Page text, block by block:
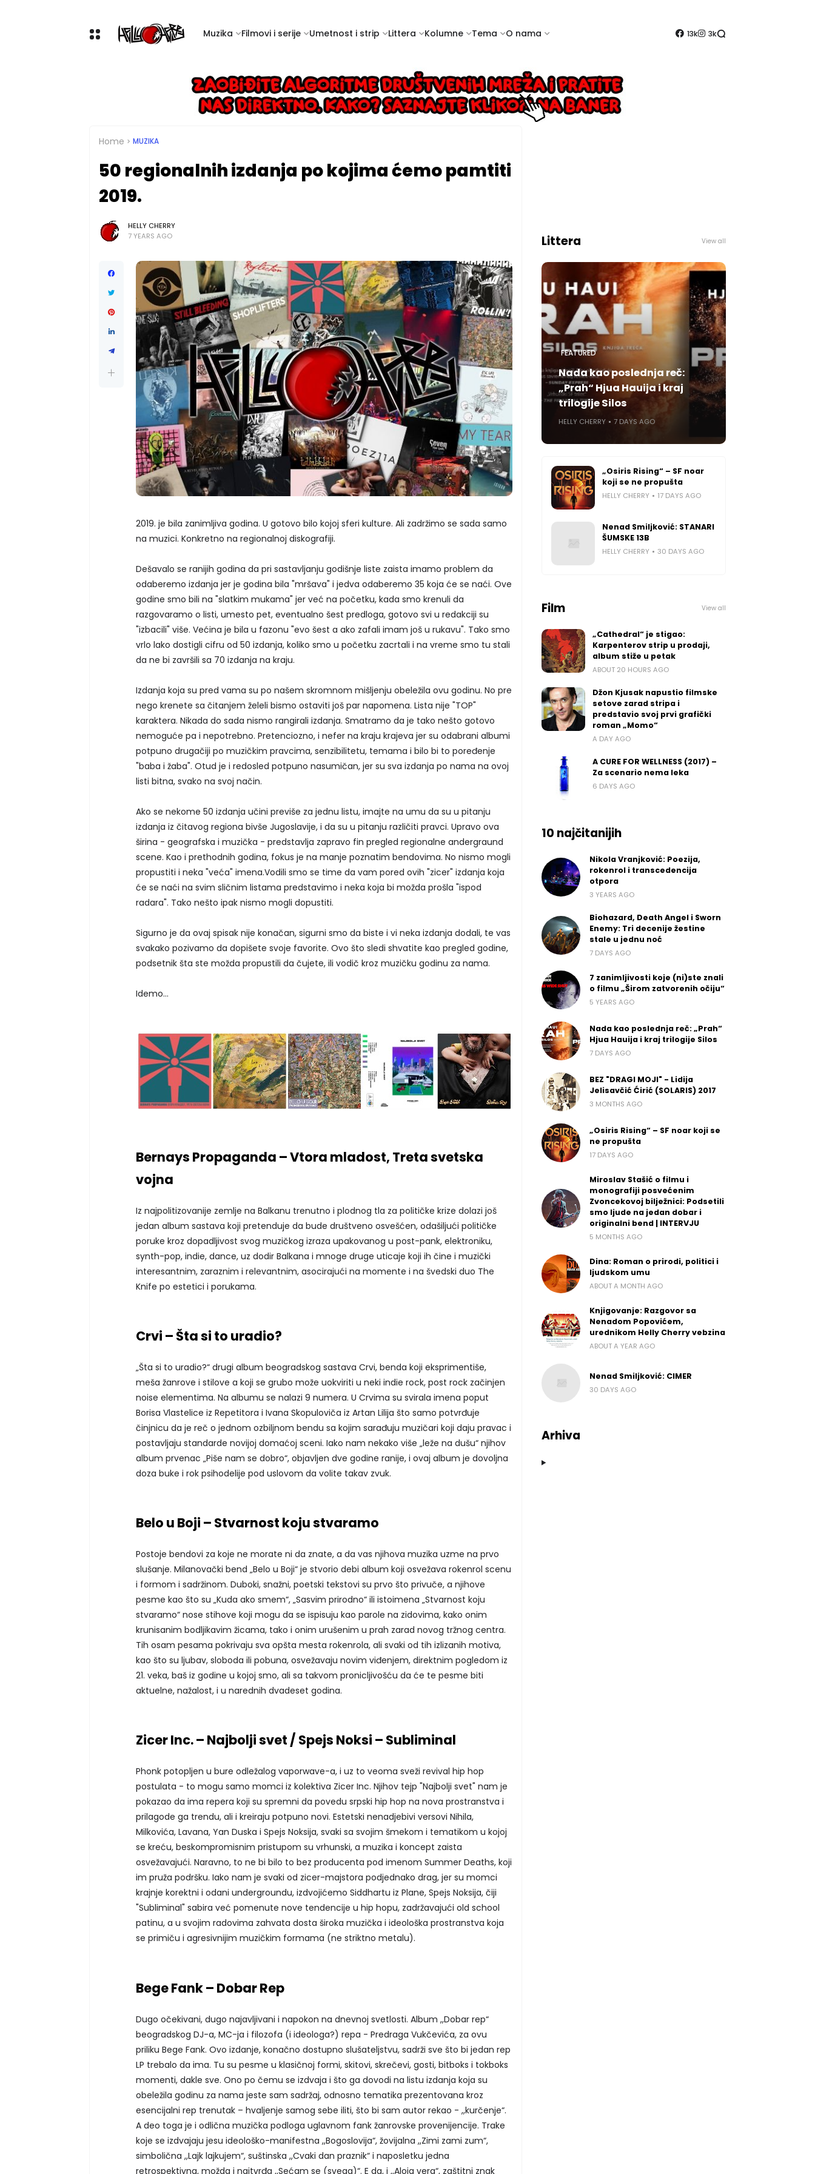
Muzika Filmovi i serije Umetnost i strip Littera Kolumne Tema O nama 13k 3k
Home MUZIKA
50 regionalnih izdanja po kojima ćemo pamtiti
2019.
HELLY CHERRY
7 YEARS AGO
2019. je bila zanimljiva godina. U gotovo bilo kojoj sferi kulture. Ali zadržimo se sada samo
na muzici. Konkretno na regionalnoj diskografiji.
Dešavalo se ranijih godina da pri sastavljanju godišnje liste zaista imamo problem da
odaberemo izdanja jer je godina bila "mršava" i jedva odaberemo 35 koja će se naći. Ove
godine smo bili na "slatkim mukama" jer već na početku, kada smo krenuli da
razgovaramo o listi, umesto pet, eventualno šest predloga, gotovo svi u redakciji su
"izbacili" više. Većina je bila u fazonu "evo šest a ako zafali imam još u rukavu". Tako smo
vrlo lako dostigli cifru od 50 izdanja, koliko smo u početku zacrtali i na vreme smo tu stali
da ne bi završili sa 70 izdanja na kraju.
Izdanja koja su pred vama su po našem skromnom mišljenju obeležila ovu godinu. No pre
nego krenete sa čitanjem želeli bismo ostaviti još par napomena. Lista nije "TOP"
karaktera. Nikada do sada nismo rangirali izdanja. Smatramo da je tako nešto gotovo
nemoguće pa i nepotrebno. Pretenciozno, i nefer na kraju krajeva jer su odabrani albumi
potpuno drugačiji po muzičkim pravcima, senzibilitetu, temama i bilo bi to poređenje
"baba i žaba". Otud je i redosled potpuno nasumičan, jer su sva izdanja po nama na ovoj
listi bitna, svako na svoj način.
Ako se nekome 50 izdanja učini previše za jednu listu, imajte na umu da su u pitanju
izdanja iz čitavog regiona bivše Jugoslavije, i da su u pitanju različiti pravci. Upravo ova
širina - geografska i muzička - predstavlja zapravo fin pregled regionalne andergraund
scene. Kao i prethodnih godina, fokus je na manje poznatim bendovima. No nismo mogli
propustiti i neka "veća" imena.Vodili smo se time da vam pored ovih "zicer" izdanja koja
će se naći na svim sličnim listama predstavimo i neka koja bi možda prošla "ispod
radara". Tako nešto ipak nismo mogli dopustiti.
Sigurno je da ovaj spisak nije konačan, sigurni smo da biste i vi neka izdanja dodali, te vas
svakako pozivamo da dopišete svoje favorite. Ovo što sledi shvatite kao pregled godine,
podsetnik šta ste možda propustili da čujete, ili vodič kroz muzičku godinu za nama.
Idemo...
Bernays Propaganda – Vtora mladost, Treta svetska
vojna
Iz najpolitizovanije zemlje na Balkanu trenutno i plodnog tla za političke krize dolazi još
jedan album sastava koji pretenduje da bude društveno osvešćen, odašiljući političke
poruke kroz dopadljivost svog muzičkog izraza upakovanog u post-pank, elektroniku,
synth-pop, indie, dance, uz dodir Balkana i mnoge druge uticaje koji ih čine i muzički
interesantnim, zaraznim i relevantnim, asocirajući na momente i na švedski duo The
Knife po estetici i porukama.
Crvi – Šta si to uradio?
„Šta si to uradio?“ drugi album beogradskog sastava Crvi, benda koji eksprimentiše,
meša žanrove i stilove a koji se grubo može uokviriti u neki indie rock, post rock začinjen
noise elementima. Na albumu se nalazi 9 numera. U Crvima su svirala imena poput
Borisa Vlastelice iz Repetitora i Ivana Skopuloviča iz Artan Lilija što samo potvrđuje
činjnicu da je reč o jednom ozbiljnom bendu sa kojim sarađuju muzičari koji daju pravac i
postavljaju standarde novijoj domaćoj sceni. Iako nam nekako više „leže na dušu“ njihov
album prvenac „Piše nam se dobro“, objavljen dve godine ranije, i ovaj album je dovoljna
doza buke i rok psihodelije pod uslovom da volite takav zvuk.
Belo u Boji – Stvarnost koju stvaramo
Postoje bendovi za koje ne morate ni da znate, a da vas njihova muzika uzme na prvo
slušanje. Milanovački bend „Belo u Boji“ je stvorio debi album koji osvežava rokenrol scenu
i formom i sadržinom. Duboki, snažni, poetski tekstovi su prvo što privuče, a njihove
pesme kao što su „Kuda ako smem“, „Sasvim prirodno“ ili istoimena „Stvarnost koju
stvaramo“ nose stihove koji mogu da se ispisuju kao parole na zidovima, kako onim
krunisanim bodljikavim žicama, tako i onim urušenim u prah zarad novog tržnog centra.
Tih osam pesama pokrivaju sva opšta mesta rokenrola, ali svaki od tih izlizanih motiva,
kao što su ljubav, sloboda ili pobuna, osvežavaju novim viđenjem, direktnim pogledom iz
21. veka, baš iz godine u kojoj smo, ali sa takvom pronicljivošću da će te pesme biti
aktuelne, nažalost, i u narednih dvadeset godina.
Zicer Inc. – Najbolji svet / Spejs Noksi – Subliminal
Phonk potopljen u bure odležalog vaporwave-a, i uz to veoma sveži revival hip hop
postulata - to mogu samo momci iz kolektiva Zicer Inc. Njihov tejp "Najbolji svet" nam je
pokazao da ima repera koji su spremni da povedu srpski hip hop na nova prostranstva i
prilagode ga trendu, ali i kreiraju potpuno novi. Estetski nenadjebivi versovi Nihila,
Milkovića, Lavana, Yan Duska i Spejs Noksija, svaki sa svojim šmekom i tematikom u kojoj
se kreću, beskompromisnim pristupom su vrhunski, a muzika i koncept zaista
osvežavajući. Naravno, to ne bi bilo to bez producenta pod imenom Summer Deaths, koji
im pruža podršku. Iako nam je svaki od zicer-majstora podjednako drag, jer su momci
krajnje korektni i odani undergroundu, izdvojićemo Siddhartu iz Plane, Spejs Noksija, čiji
"Subliminal" sabira već pomenute nove tendencije u hip hopu, zadržavajući old school
patinu, a u svojim radovima zahvata dosta široka muzička i ideološka prostranstva koja
se primiču i agresivnijim muzičkim formama (ne striktno metalu).
Bege Fank – Dobar Rep
Dugo očekivani, dugo najavljivani i napokon na dnevnoj svetlosti. Album ,,Dobar rep“
beogradskog DJ-a, MC-ja i filozofa (i ideologa?) repa - Predraga Vukčevića, za ovu
priliku Bege Fank. Ovo izdanje, konačno dostupno slušateljstvu, sadrži sve što bi jedan rep
LP trebalo da ima. Tu su pesme u klasičnoj formi, skitovi, skrečevi, gosti, bitboks i tokboks
momenti, dakle sve. Ono po čemu se izdvaja i što ga dovodi na listu izdanja koja su
obeležila godinu za nama jeste sam sadržaj, odnosno tematika prezentovana kroz
esencijalni rep trenutak – hvaljenje samog sebe iliti, što bi sam autor rekao - ,,kurčenje“.
A deo toga je i odlična muzička podloga uglavnom fank žanrovske provenijencije. Trake
koje se izdvajaju jesu ideološko-manifestna ,,Bogoslovija“, žovijalna ,,Zimi zami zum“,
simbolična ,,Lajk lajkujem“, suštinska ,,Cvaki dan praznik“ i naposletku jedna
retrospektivna, možda i najtvrđa ,,Sećam se (svega)“. E da, i ,,Aloja vera“, zaštitni znak
Littera View all
FEATURED
Nada kao poslednja reč:
„Prah“ Hjua Hauija i kraj
trilogije Silos
HELLY CHERRY 7 DAYS AGO
„Osiris Rising“ – SF noar
koji se ne propušta
HELLY CHERRY 17 DAYS AGO
Nenad Smiljković: STANARI
ŠUMSKE 13B
HELLY CHERRY 30 DAYS AGO
Film View all
„Cathedral“ je stigao:
Karpenterov strip u prodaji,
album stiže u petak
ABOUT 20 HOURS AGO
Džon Kjusak napustio filmske
setove zarad stripa i
predstavio svoj prvi grafički
roman „Momo“
A DAY AGO
A CURE FOR WELLNESS (2017) –
Za scenario nema leka
6 DAYS AGO
10 najčitanijih
Nikola Vranjković: Poezija,
rokenrol i transcedencija
otpora
3 YEARS AGO
Biohazard, Death Angel i Sworn
Enemy: Tri decenije žestine
stale u jednu noć
7 DAYS AGO
7 zanimljivosti koje (ni)ste znali
o filmu „Širom zatvorenih očiju“
5 YEARS AGO
Nada kao poslednja reč: „Prah“
Hjua Hauija i kraj trilogije Silos
7 DAYS AGO
BEZ "DRAGI MOJI" - Lidija
Jelisavčić Ćirić (SOLARIS) 2017
3 MONTHS AGO
„Osiris Rising“ – SF noar koji se
ne propušta
17 DAYS AGO
Miroslav Stašić o filmu i
monografiji posvećenim
Zvoncekovoj bilježnici: Podsetili
smo ljude na jedan dobar i
originalni bend | INTERVJU
5 MONTHS AGO
Dina: Roman o prirodi, politici i
ljudskom umu
ABOUT A MONTH AGO
Knjigovanje: Razgovor sa
Nenadom Popovićem,
urednikom Helly Cherry vebzina
ABOUT A YEAR AGO
Nenad Smiljković: CIMER
30 DAYS AGO
Arhiva